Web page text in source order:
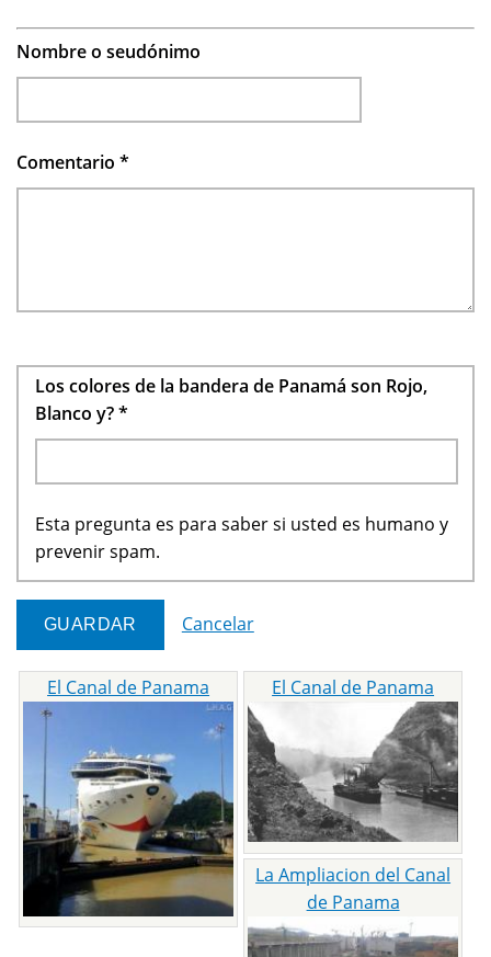
Nombre o seudónimo
Comentario *
Los colores de la bandera de Panamá son Rojo,
Blanco y?*
Esta pregunta es para saber si usted es humano y
prevenir spam.
Cancelar
El Canal de Panama El Canal de Panama
La Ampliacion del Canal
de Panama